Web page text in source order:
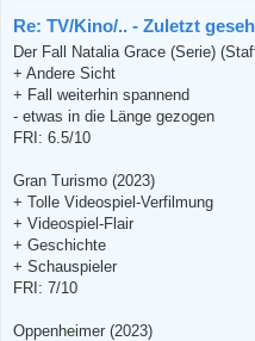
Re: TV/Kino/.. - Zuletzt
Der Fall Natalia Grace (Serie)
+ Andere Sicht
+ Fall weiterhin spannend
- etwas in die Länge gezogen
FRI: 6.5/10
Gran Turismo (2023)
+ Tolle Videospiel-Verfilmung
+ Videospiel-Flair
+ Geschichte
+ Schauspieler
FRI: 7/10
Oppenheimer (2023)